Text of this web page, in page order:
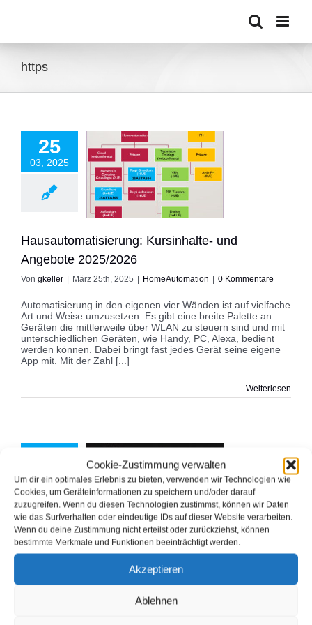
Cookie-Zustimmung verwalten
Um dir ein optimales Erlebnis zu bieten, verwenden wir Technologien wie
Cookies, um Geräteinformationen zu speichern und/oder darauf
zuzugreifen. Wenn du diesen Technologien zustimmst, können wir Daten
wie das Surfverhalten oder eindeutige IDs auf dieser Website verarbeiten.
Wenn du deine Zustimmung nicht erteilst oder zurückziehst, können
bestimmte Merkmale und Funktionen beeinträchtigt werden.
Akzeptieren
Ablehnen
https
25
03, 2025
und Angebote
Hausautomatisierung: Kursinhalte- und
Angebote 2025/2026
Von gkeller März 25th, 2025 HomeAutomation 0 Kommentare
Automatisierung in den eigenen vier Wänden ist auf vielfache
Art und Weise umzusetzen. Es gibt eine breite Palette an
Geräten die mittlerweile über WLAN zu steuern sind und mit
unterschiedlichen Geräten, wie Handy, PC, Alexa, bedient
werden können. Dabei bringt fast jedes Gerät seine eigene
App mit. Mit der Zahl [...]
Weiterlesen
03, 2018
auf https
Umstellung auf https
Allgemein
Die Umstellung einer Seite auf https, ein gesichertes